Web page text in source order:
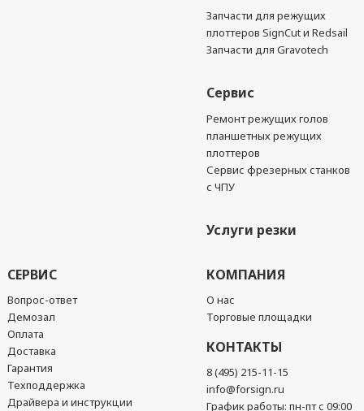
Запчасти для режущих
плоттеров SignCut и Redsail
Запчасти для Gravotech
Сервис
Ремонт режущих голов
планшетных режущих
плоттеров
Сервис фрезерных станков
с ЧПУ
Услуги резки
СЕРВИС
Вопрос-ответ
Демозал
Оплата
Доставка
Гарантия
Техподдержка
Драйвера и инструкции
КОМПАНИЯ
О нас
Торговые площадки
КОНТАКТЫ
8 (495) 215-11-15
info@forsign.ru
График работы: пн-пт с 09:00